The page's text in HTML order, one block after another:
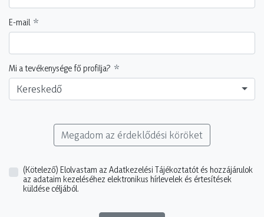
E-mail
Mi a tevékenysége fő profilja?
Kereskedő
Megadom az érdeklődési köröket
(Kötelező) Elolvastam az Adatkezelési Tájékoztatót és hozzájárulok
az adataim kezeléséhez elektronikus hírlevelek és értesítések
küldése céljából.